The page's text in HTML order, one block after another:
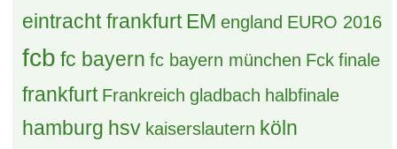
eintracht frankfurt EM england EURO 2016
fcb fc bayern fc bayern münchen Fck finale
frankfurt Frankreich gladbach halbfinale
hamburg hsv kaiserslautern köln